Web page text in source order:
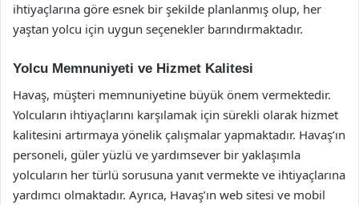
ihtiyaçlarına göre esnek bir şekilde planlanmış olup, her
yaştan yolcu için uygun seçenekler barındırmaktadır.
Yolcu Memnuniyeti ve Hizmet Kalitesi
Havaş, müşteri memnuniyetine büyük önem vermektedir.
Yolcuların ihtiyaçlarını karşılamak için sürekli olarak hizmet
kalitesini artırmaya yönelik çalışmalar yapmaktadır. Havaş’ın
personeli, güler yüzlü ve yardımsever bir yaklaşımla
yolcuların her türlü sorusuna yanıt vermekte ve ihtiyaçlarına
yardımcı olmaktadır. Ayrıca, Havaş’ın web sitesi ve mobil